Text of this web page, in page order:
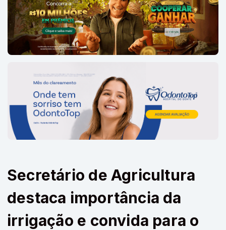
Secretário de Agricultura
destaca importância da
irrigação e convida para o